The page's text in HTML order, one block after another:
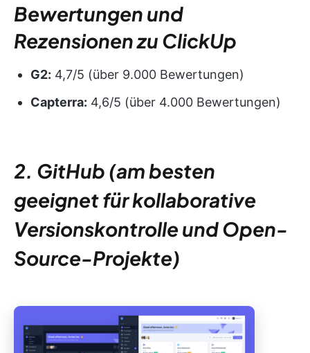
Bewertungen und
Rezensionen zu ClickUp
G2: 4,7/5 (über 9.000 Bewertungen)
Capterra: 4,6/5 (über 4.000 Bewertungen)
2. GitHub (am besten
geeignet für kollaborative
Versionskontrolle und Open-
Source-Projekte)